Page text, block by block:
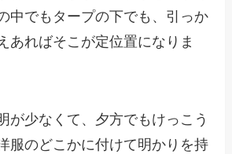
中でもタープの下でも、引っか
あればそこが定位置になりま
が少なくて、夕方でもけっこう
服のどこかに付けて明かりを持